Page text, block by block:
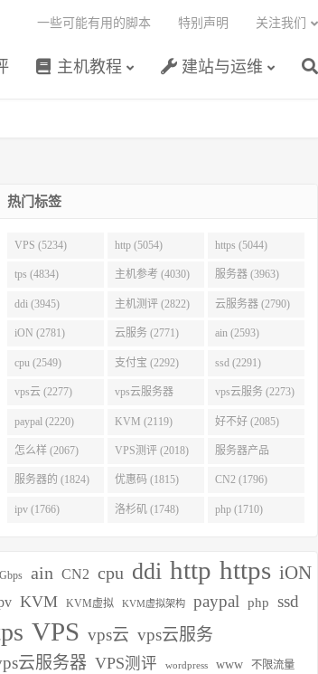
主机教程 建站与运维
一些可能有用的脚本 特别声明 关注我们
热门标签
VPS (5234) http (5054) https (5044)
tps (4834) 主机参考 (4030) 服务器 (3963)
ddi (3945) 主机测评 (2822) 云服务器 (2790)
iON (2781) 云服务 (2771) ain (2593)
cpu (2549) 支付宝 (2292) ssd (2291)
vps云 (2277) vps云服务器
(2275)
vps云服务 (2273)
paypal (2220) KVM (2119) 好不好 (2085)
怎么样 (2067) VPS测评 (2018) 服务器产品
(1938)
服务器的 (1824) 优惠码 (1815) CN2 (1796)
ipv (1766) 洛杉矶 (1748) php (1710)
ain CN2 cpu ddi http https iON
KVM KVM虚拟 KVM虚拟架构 paypal php ssd
VPS vps云 vps云服务
云服务器 VPS测评 wordpress www 不限流量